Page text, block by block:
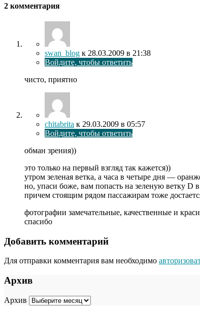
2 комментария
swan_blog к 28.03.2009 в 21:38
Войдите, чтобы ответить
чисто, приятно
chitabrita к 29.03.2009 в 05:57
Войдите, чтобы ответить
обман зрения))
это только на первый взгляд так кажется))
утром зеленая ветка, а часа в четыре дня —
но, упаси боже, вам попасть на зеленую ветку D
причем стоящим рядом пассажирам тоже
фотографии замечательные, качественные и
спасибо
Добавить комментарий
Для отправки комментария вам необходимо
Архив
Архив